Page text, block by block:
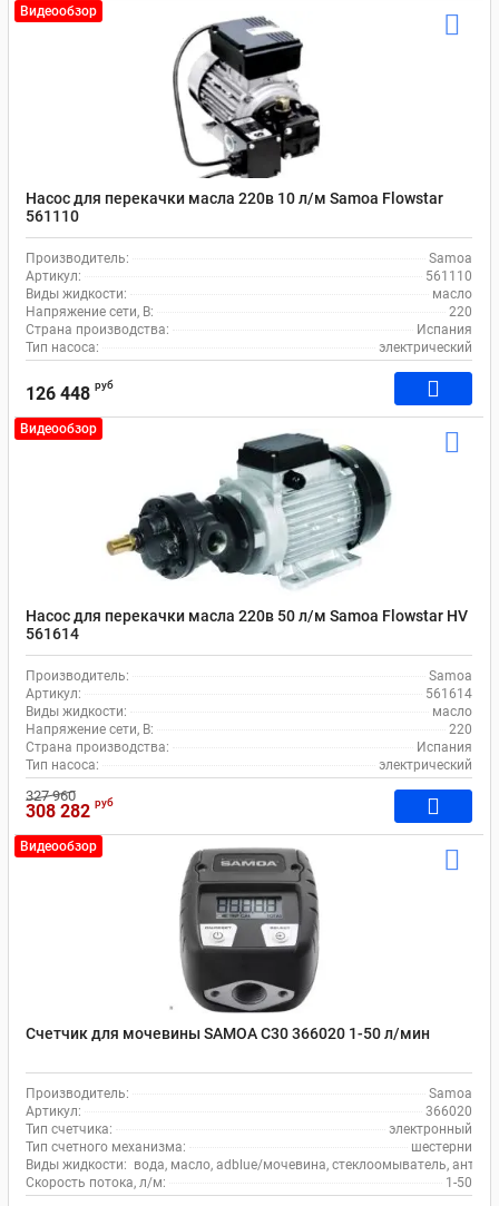
Видеообзор
Насос для перекачки масла 220в 10 л/м Samoa Flowstar
561110
Производитель:
Samoa
Артикул:
561110
Виды жидкости:
масло
Напряжение сети, В:
220
Страна производства:
Испания
Тип насоса:
электрический
126 448 руб
Видеообзор
Насос для перекачки масла 220в 50 л/м Samoa Flowstar HV
561614
Производитель:
Samoa
Артикул:
561614
Виды жидкости:
масло
Напряжение сети, В:
220
Страна производства:
Испания
Тип насоса:
электрический
327 960
308 282 руб
Видеообзор
Счетчик для мочевины SAMOA С30 366020 1-50 л/мин
Производитель:
Samoa
Артикул:
366020
Тип счетчика:
электронный
Тип счетного механизма:
шестерни
Виды жидкости: вода, масло, adblue/мочевина, стеклоомыватель,
Скорость потока, л/м:
1-50